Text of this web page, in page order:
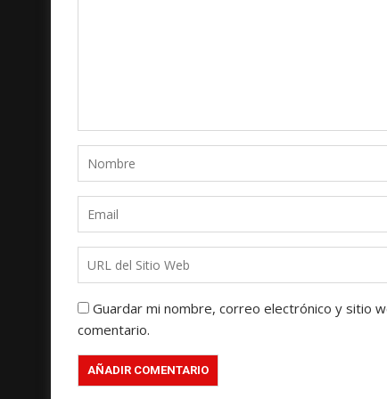
Guardar mi nombre, correo electrónico y sitio
comentario.